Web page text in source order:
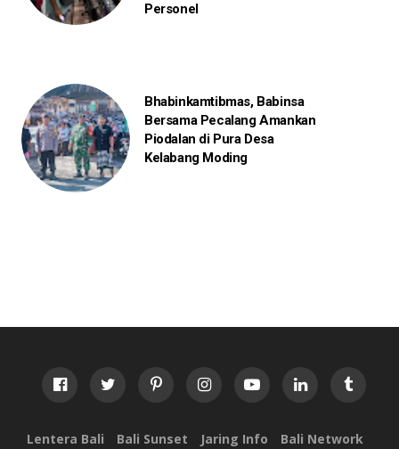
Personel
Bhabinkamtibmas, Babinsa
Bersama Pecalang Amankan
Piodalan di Pura Desa
Kelabang Moding
Lentera Bali Bali Sunset Jaring Info Bali Network